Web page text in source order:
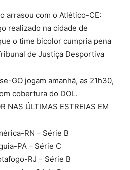
arrasou com o Atlético-CE:
realizado na cidade de
o time bicolor cumpria pena
de Justiça Desportiva
GO jogam amanhã, as 21h30,
cobertura do DOL.
NAS ÚLTIMAS ESTREIAS EM
RN – Série B
PA – Série C
RJ – Série B